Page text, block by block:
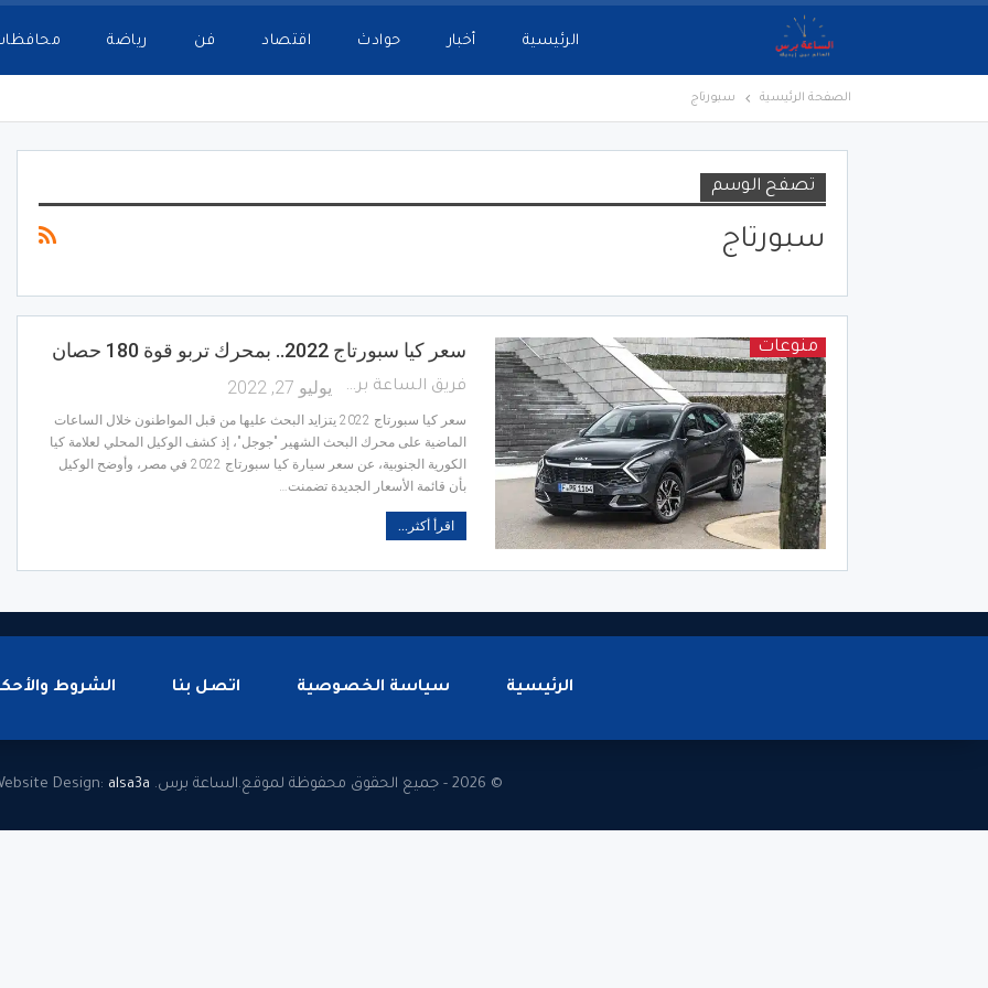
الرئيسية أخبار حوادث اقتصاد فن رياضة
الصفحة الرئيسية سبورتاج
تصفح الوسم
سبورتاج
منوعات سعر كيا سبورتاج 2022.. بمحرك تربو قوة 180 حصان
فريق الساعة برس يوليو 27, 2022
سعر كيا سبورتاج 2022 يتزايد البحث عليها من قبل المواطنون خلال الساعات
الماضية على محرك البحث الشهير "جوجل"، إذ كشف الوكيل المحلي لعلامة كيا
الكورية الجنوبية، عن سعر سيارة كيا سبورتاج 2022 في مصر، وأوضح الوكيل
بأن قائمة الأسعار الجديدة تضمنت…
اقرأ أكثر...
الرئيسية سياسة الخصوصية اتصل بنا الشروط
© 2026 - جميع الحقوق محفوظة لموقع.الساعة برس. Design: alsa3a